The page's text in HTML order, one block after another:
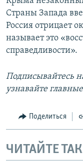
Страны Запада
Россия отрицает
называет это
справедливости».
Подписывайтесь
узнавайте
Поделиться
ЧИТАЙТЕ